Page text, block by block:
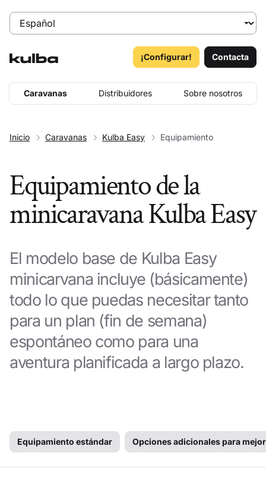
Caravanas Distribuidores Sobre nosotros
¡Configurar! Contacta
Inicio Caravanas Kulba Easy Equipamiento
Equipamiento de la
minicaravana Kulba Easy
El modelo base de Kulba Easy
minicarvana incluye (básicamente)
todo lo que puedas necesitar tanto
para un plan (fin de semana)
espontáneo como para una
aventura planificada a largo plazo.
Equipamiento estándar Opciones adicionales para